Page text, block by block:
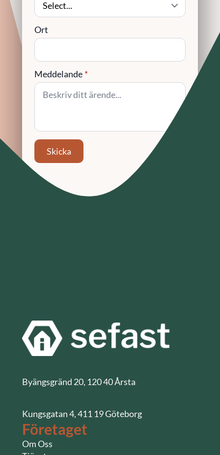
Ort
Meddelande *
Skicka
Byängsgränd 20, 120 40 Årsta
Kungsgatan 4, 411 19 Göteborg
Företaget
Om Oss